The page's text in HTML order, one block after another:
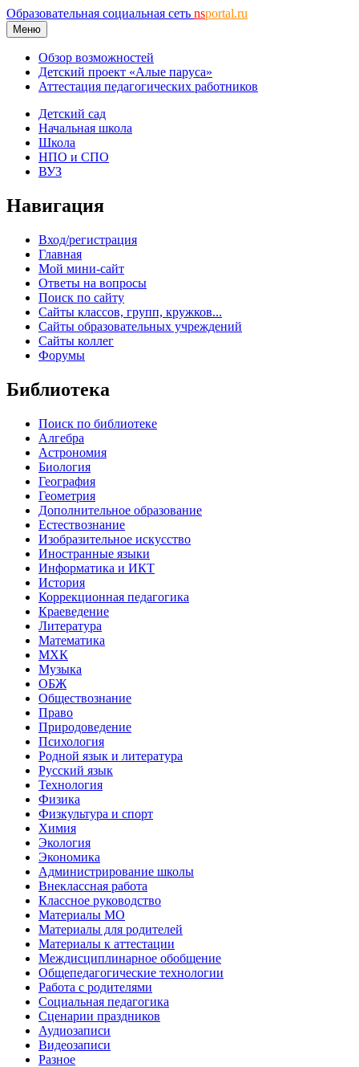
Образовательная социальная сеть nsportal.ru
Меню
Обзор возможностей
Детский проект «Алые паруса»
Аттестация педагогических работников
Детский сад
Начальная школа
Школа
НПО и СПО
ВУЗ
Навигация
Вход/регистрация
Главная
Мой мини-сайт
Ответы на вопросы
Поиск по сайту
Сайты классов, групп, кружков...
Сайты образовательных учреждений
Сайты коллег
Форумы
Библиотека
Поиск по библиотеке
Алгебра
Астрономия
Биология
География
Геометрия
Дополнительное образование
Естествознание
Изобразительное искусство
Иностранные языки
Информатика и ИКТ
История
Коррекционная педагогика
Краеведение
Литература
Математика
МХК
Музыка
ОБЖ
Обществознание
Право
Природоведение
Психология
Родной язык и литература
Русский язык
Технология
Физика
Физкультура и спорт
Химия
Экология
Экономика
Администрирование школы
Внеклассная работа
Классное руководство
Материалы МО
Материалы для родителей
Материалы к аттестации
Междисциплинарное обобщение
Общепедагогические технологии
Работа с родителями
Социальная педагогика
Сценарии праздников
Аудиозаписи
Видеозаписи
Разное